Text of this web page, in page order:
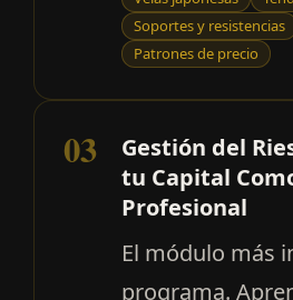
Soportes y resistencias
Patrones de precio
03
Gestión del
tu Capital
Profesional
El módulo más
programa.